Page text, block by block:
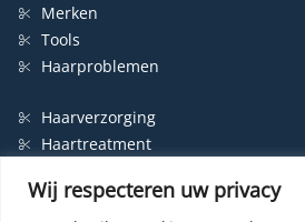
Wij respecteren uw privacy
Merken
Tools
Haarproblemen
Haarverzorging
Haartreatment
Styling